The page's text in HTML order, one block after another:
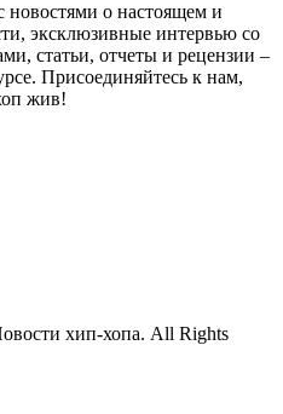
новостями о настоящем и
эксклюзивные интервью со
статьи, отчеты и рецензии –
Присоединяйтесь к нам,
жив!
хип-хопа. All Rights